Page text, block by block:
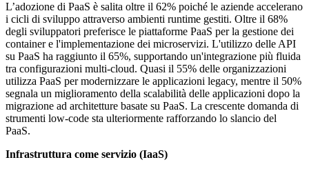
L’adozione di PaaS è salita oltre il 62% poiché le aziende accelerano
i cicli di sviluppo attraverso ambienti runtime gestiti. Oltre il 68%
degli sviluppatori preferisce le piattaforme PaaS per la gestione dei
container e l'implementazione dei microservizi. L'utilizzo delle API
su PaaS ha raggiunto il 65%, supportando un'integrazione più fluida
tra configurazioni multi-cloud. Quasi il 55% delle organizzazioni
utilizza PaaS per modernizzare le applicazioni legacy, mentre il 50%
segnala un miglioramento della scalabilità delle applicazioni dopo la
migrazione ad architetture basate su PaaS. La crescente domanda di
strumenti low-code sta ulteriormente rafforzando lo slancio del
PaaS.
Infrastruttura come servizio (IaaS)